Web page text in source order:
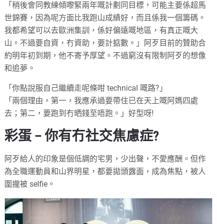
「稍後會同教練傾嚟緊兩年嘅計劃同目標，可能主要係超馬
世錦賽，因為呢方面比我跑山成績好，而且係我一個籌碼。
我都希望可以去歐洲集訓，係好偏遠嘅地區，有真正嘅大
山。不過要自資，冇資助，要計掂數。」阿歹目前的贊助合
約明年初到期，他不寄予厚望。不過窮沒有限制阿歹的想像
和追夢。
「你點說服自己繼續走呢條咁 technical 嘅路?」
「兩個理由，第一，我應承過要帶住已在天上嘅阿媽四處
去；第二，要跑到冇晒錢至唔跑。」好型呀!
彩蛋 – 你有冇社交焦慮症?
阿歹給人的印象是個低調的宅男，少出聲，不愛應酬。但作
為全職運動員和山界明星，都要拋頭露面，成為焦點，被人
圍攏被 selfie。